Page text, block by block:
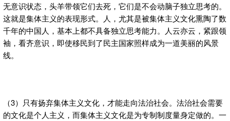
无意识状态，头羊带领它们去死，它们是不会动脑子独立思考的。
这就是集体主义的表现形式。人，尤其是被集体主义文化熏陶了数
千年的中国人，基本上都不具备独立思考能力。人云亦云，紧跟领
袖，看齐意识，即使移民到了民主国家照样成为一道美丽的风景
线。
（3）只有扬弃集体主义文化，才能走向法治社会。法治社会需要
的文化是个人主义，而集体主义文化是为专制制度量身定做的。一